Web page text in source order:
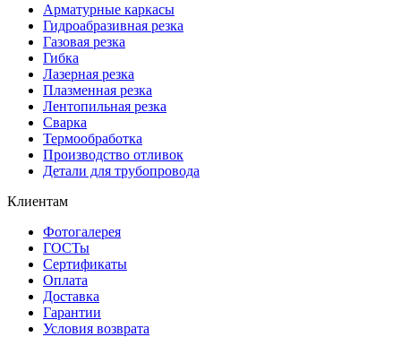
Арматурные каркасы
Гидроабразивная резка
Газовая резка
Гибка
Лазерная резка
Плазменная резка
Лентопильная резка
Сварка
Термообработка
Производство отливок
Детали для трубопровода
Клиентам
Фотогалерея
ГОСТы
Сертификаты
Оплата
Доставка
Гарантии
Условия возврата